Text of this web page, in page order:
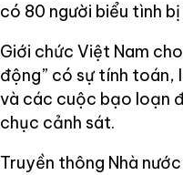
có 80 người biểu tình
Giới chức Việt Nam
động” có sự tính toán,
và các cuộc bạo loạn
chục cảnh sát.
Truyền thông Nhà